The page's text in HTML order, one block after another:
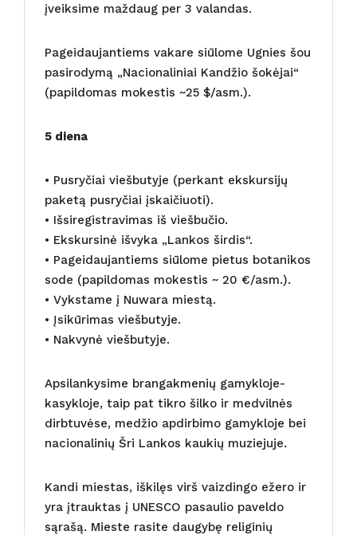
įveiksime maždaug per 3 valandas.
Pageidaujantiems vakare siūlome Ugnies šou
pasirodymą „Nacionaliniai Kandžio šokėjai“
(papildomas mokestis ~25 $/asm.).
5 diena
• Pusryčiai viešbutyje (perkant ekskursijų
paketą pusryčiai įskaičiuoti).
• Išsiregistravimas iš viešbučio.
• Ekskursinė išvyka „Lankos širdis“.
• Pageidaujantiems siūlome pietus botanikos
sode (papildomas mokestis ~ 20 €/asm.).
• Vykstame į Nuwara miestą.
• Įsikūrimas viešbutyje.
• Nakvynė viešbutyje.
Apsilankysime brangakmenių gamykloje-
kasykloje, taip pat tikro šilko ir medvilnės
dirbtuvėse, medžio apdirbimo gamykloje bei
nacionalinių Šri Lankos kaukių muziejuje.
Kandi miestas, iškilęs virš vaizdingo ežero ir
yra įtrauktas į UNESCO pasaulio paveldo
sąrašą. Mieste rasite daugybę religinių